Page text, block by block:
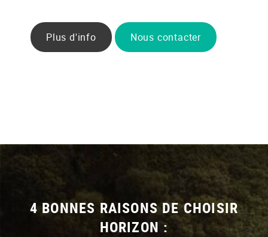
Plus d'info Nous contacter
4 BONNES RAISONS DE CHOISIR
HORIZON :